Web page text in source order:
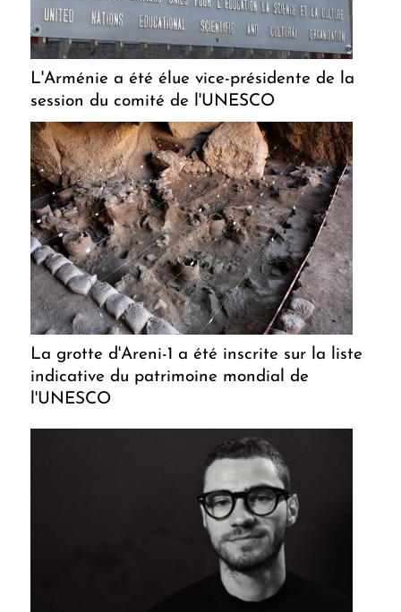
L'Arménie a été élue vice-présidente de la
session du comité de l'UNESCO
La grotte d'Areni-1 a été inscrite sur la liste
indicative du patrimoine mondial de
l'UNESCO